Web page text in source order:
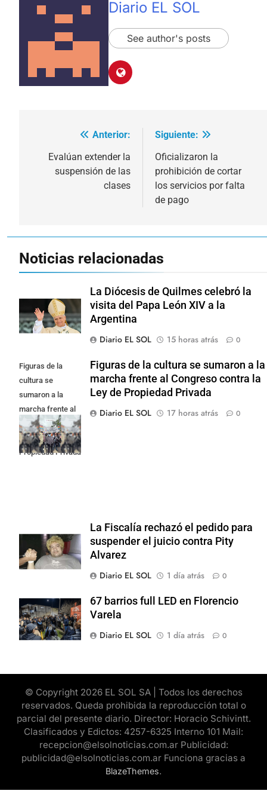
Diario EL SOL
See author's posts
Navegación
entradas
Anterior:
Evalúan extender la
suspensión de las
clases
Siguiente:
Oficializaron la
prohibición de cortar
los servicios por falta
de pago
Noticias relacionadas
La Diócesis de Quilmes celebró la
visita del Papa León XIV a la
Argentina
Diario EL SOL
15 horas atrás 0
Figuras de la
cultura se
sumaron a la
marcha frente al
Congreso contra
la Ley de
Propiedad Privada
Figuras de la cultura se sumaron a la
marcha frente al Congreso contra la
Ley de Propiedad Privada
Diario EL SOL
17 horas atrás 0
La Fiscalía rechazó el pedido para
suspender el juicio contra Pity
Alvarez
Diario EL SOL
1 día atrás 0
67 barrios full LED en Florencio
Varela
Diario EL SOL
1 día atrás 0
© Copyright 2026 EL SOL SA | Todos los derechos
reservados. Queda prohibida la reproducción total o
parcial del presente diario. Director: Horacio Schivintt.
Clasificados y Edictos: 4257-6325 Interno 101 Mail:
recepcion@elsolnoticias.com.ar Publicidad:
publicidad@elsolnoticias.com.ar Funciona gracias a
BlazeThemes.